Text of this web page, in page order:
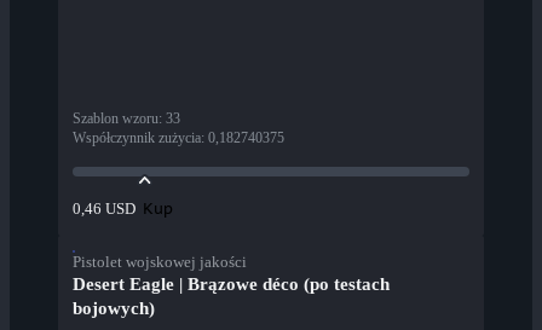
Szablon wzoru: 33
Współczynnik zużycia: 0,182740375
0,46 USD Kup
Pistolet wojskowej jakości
Desert Eagle | Brązowe déco (po testach
bojowych)